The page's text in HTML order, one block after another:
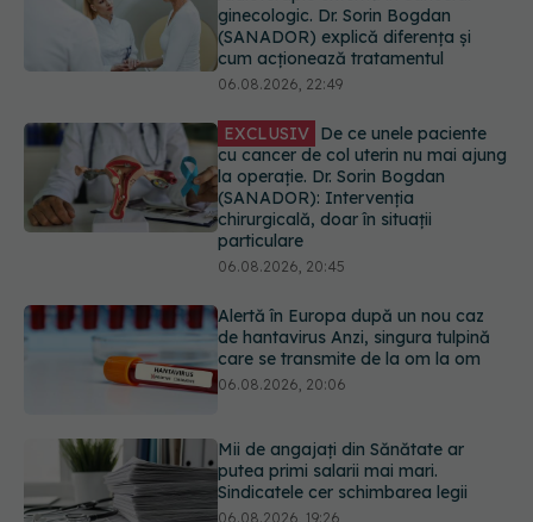
cu cancer de col uterin nu mai ajung
la operație. Dr. Sorin Bogdan
(SANADOR): Intervenția
chirurgicală, doar în situații
06.08.2026, 20:45
Alertă în Europa după un nou caz
de hantavirus Anzi, singura tulpină
care se transmite de la om la om
06.08.2026, 20:06
Mii de angajați din Sănătate ar
putea primi salarii mai mari.
Sindicatele cer schimbarea legii
06.08.2026, 19:26
EXCLUSIV Cancerele ginecologice
care pot fi tratate fără operație. Dr.
Sorin Bogdan (SANADOR): Chirurgia
este indicată doar punctual, pentru